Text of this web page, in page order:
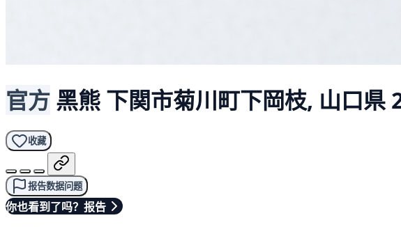
官方 黑熊 下関市菊川町下岡枝, 山口県
收藏
报告数据问题
你也看到了吗？报告